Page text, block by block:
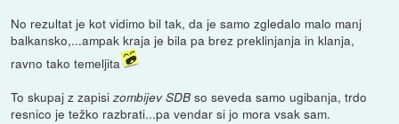
No rezultat je kot vidimo bil tak, da je samo zgledalo malo manj
balkansko,...ampak kraja je bila pa brez preklinjanja in klanja,
ravno tako temeljita
To skupaj z zapisizombijev SDB so seveda samo ugibanja, trdo
resnico je težko razbrati...pa vendar si jo mora vsak sam.